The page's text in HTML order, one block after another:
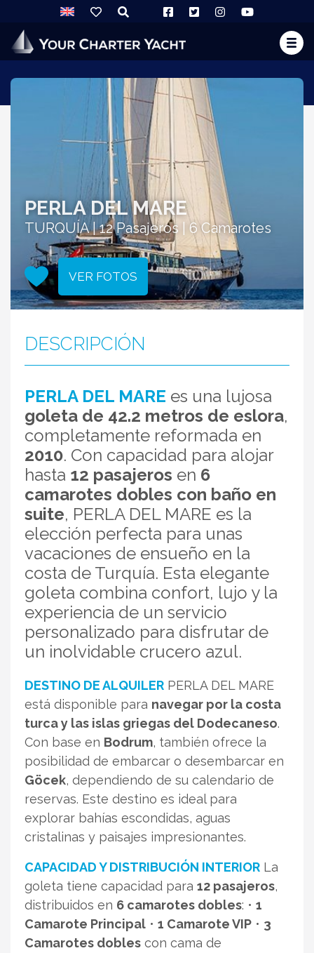
PERLA DEL MARE
TURQUÍA | 12 Pasajeros | 6 Camarotes
VER FOTOS
DESCRIPCIÓN
PERLA DEL MARE es una lujosa
goleta de 42.2 metros de eslora,
completamente reformada en
2010. Con capacidad para alojar
hasta 12 pasajeros en 6
camarotes dobles con baño en
suite, PERLA DEL MARE es la
elección perfecta para unas
vacaciones de ensueño en la
costa de Turquía. Esta elegante
goleta combina confort, lujo y la
experiencia de un servicio
personalizado para disfrutar de
un inolvidable crucero azul.
DESTINO DE ALQUILER PERLA DEL MARE
está disponible para navegar por la costa
turca y las islas griegas del Dodecaneso.
Con base en Bodrum, también ofrece la
posibilidad de embarcar o desembarcar en
Göcek, dependiendo de su calendario de
reservas. Este destino es ideal para
explorar bahías escondidas, aguas
cristalinas y paisajes impresionantes.
CAPACIDAD Y DISTRIBUCIÓN INTERIOR La
goleta tiene capacidad para 12 pasajeros,
distribuidos en 6 camarotes dobles: • 1
Camarote Principal • 1 Camarote VIP • 3
Camarotes dobles con cama de